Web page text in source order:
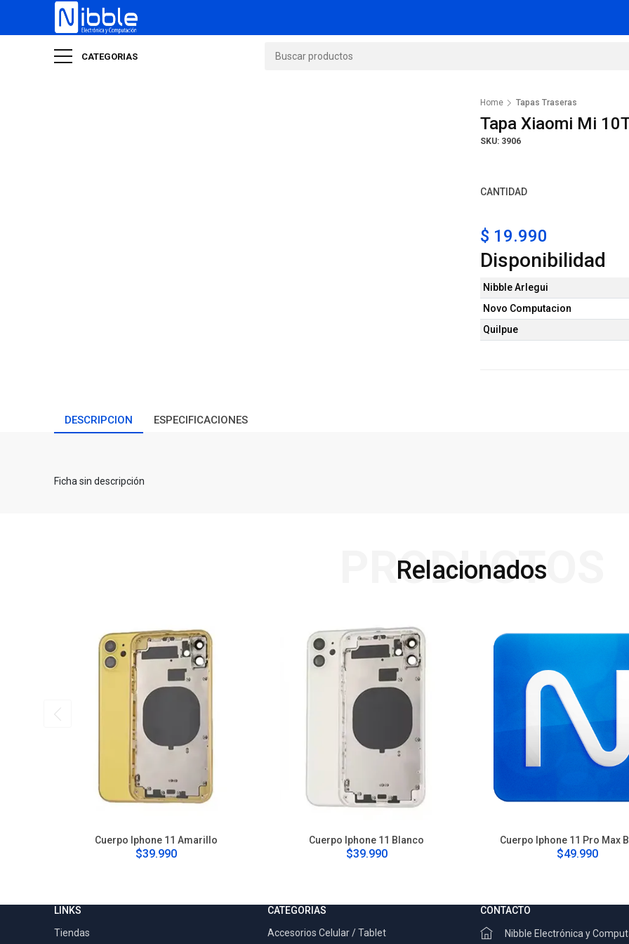
CATEGORIAS
Home Tapas Traseras
Tapa Xiaomi Mi
SKU: 3906
CANTIDAD
$ 19.990
Disponibilidad
Nibble Arlegui
Novo Computacion
Quilpue
DESCRIPCION ESPECIFICACIONES
Ficha sin descripción
Relacionados
PRODUCTOS
Cuerpo Iphone 11 Amarillo
$39.990
Cuerpo Iphone 11 Blanco
$39.990
Cuerpo Iphone 11 Pro Max
$49.990
LINKS
Tiendas
CATEGORIAS
Accesorios Celular / Tablet
CONTACTO
Nibble Electrónica y